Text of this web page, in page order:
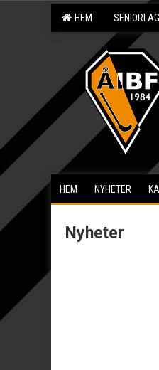
HEM SENIORLAG
HEM NYHETER
Nyheter